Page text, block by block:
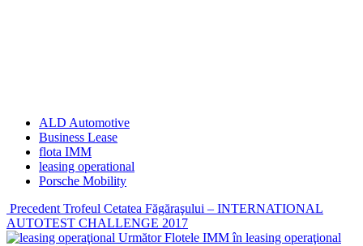
ALD Automotive
Business Lease
flota IMM
leasing operational
Porsche Mobility
Precedent Trofeul Cetatea Făgăraşului – INTERNATIONAL
AUTOTEST CHALLENGE 2017
Următor Flotele IMM în leasing operaţional